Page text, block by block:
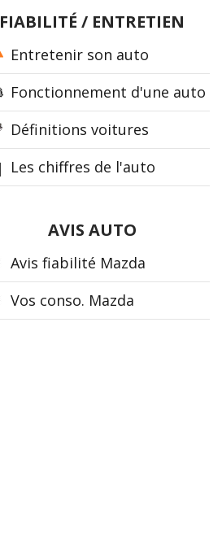
FIABILITÉ / ENTRETIEN
Entretenir son auto
Fonctionnement d'une auto
Définitions voitures
Les chiffres de l'auto
AVIS AUTO
Avis fiabilité Mazda
Vos conso. Mazda